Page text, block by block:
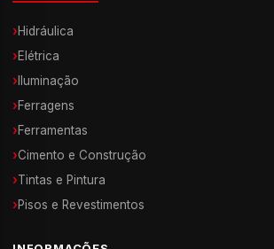
›Hidráulica
›Elétrica
› Iluminação
›Ferragens
›Ferramentas
›Cimento e Construção
›Tintas e Pintura
›Pisos e Revestimentos